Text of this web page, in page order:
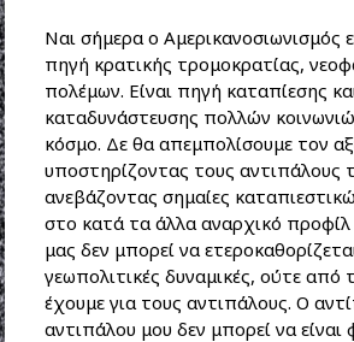
Ναι σήμερα ο Αμερικανοσιωνισμός
πηγή κρατικής τρομοκρατίας,
πολέμων. Είναι πηγή καταπίεσης
καταδυνάστευσης πολλών
κόσμο. Δε θα απεμπολίσουμε τον
υποστηρίζοντας τους αντιπάλους
ανεβάζοντας σημαίες
στο κατά τα άλλα αναρχικό
μας δεν μπορεί να
γεωπολιτικές δυναμικές, ούτε από
έχουμε για τους αντιπάλους. Ο
αντιπάλου μου δεν μπορεί να είναι